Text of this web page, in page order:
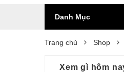
Danh Mục
Trang chủ Shop
Xem gì hôm